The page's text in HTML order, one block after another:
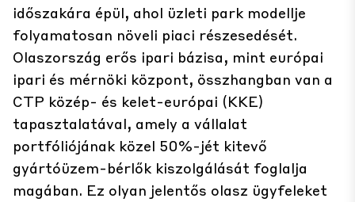
időszakára épül, ahol üzleti park modellje
folyamatosan növeli piaci részesedését.
Olaszország erős ipari bázisa, mint európai
ipari és mérnöki központ, összhangban van a
CTP közép- és kelet-európai (KKE)
tapasztalatával, amely a vállalat
portfóliójának közel 50%-jét kitevő
gyártóüzem-bérlők kiszolgálását foglalja
magában. Ez olyan jelentős olasz ügyfeleket